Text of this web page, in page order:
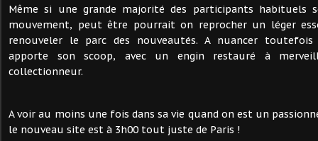
Même si une grande majorité des participants habituels
mouvement, peut être pourrait on reprocher un léger
renouveler le parc des nouveautés. A nuancer toutefois
apporte son scoop, avec un engin restauré à
collectionneur.
A voir au moins une fois dans sa vie quand on est un
le nouveau site est à 3h00 tout juste de Paris !